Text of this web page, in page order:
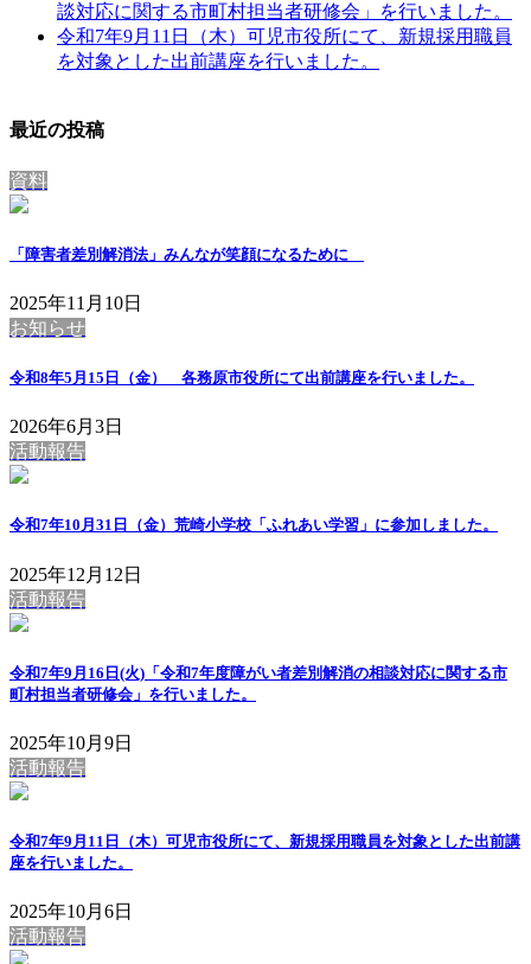
談対応に関する市町村担当者研修会」を行いました。
令和7年9月11日（木）可児市役所にて、新規採用職員
を対象とした出前講座を行いました。
最近の投稿
資料
「障害者差別解消法」みんなが笑顔になるために
2025年11月10日
お知らせ
令和8年5月15日（金） 各務原市役所にて出前講座を行いました。
2026年6月3日
活動報告
令和7年10月31日（金）荒崎小学校「ふれあい学習」に参加しました。
2025年12月12日
活動報告
令和7年9月16日(火)「令和7年度障がい者差別解消の相談対応に関する市
町村担当者研修会」を行いました。
2025年10月9日
活動報告
令和7年9月11日（木）可児市役所にて、新規採用職員を対象とした出前講
座を行いました。
2025年10月6日
活動報告